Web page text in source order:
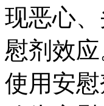
现恶心
慰剂效应
使用安